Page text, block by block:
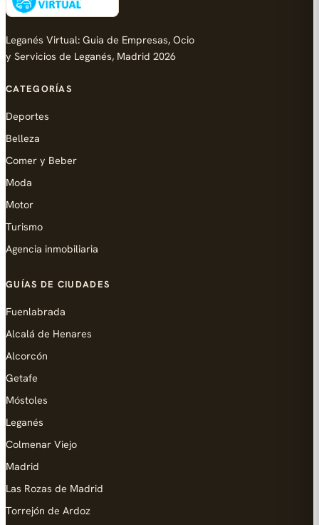
Leganés Virtual: Guia de Empresas, Ocio
y Servicios de Leganés, Madrid 2026
CATEGORÍAS
Deportes
Belleza
Comer y Beber
Moda
Motor
Turismo
Agencia inmobiliaria
GUÍAS DE CIUDADES
Fuenlabrada
Alcalá de Henares
Alcorcón
Getafe
Móstoles
Leganés
Colmenar Viejo
Madrid
Las Rozas de Madrid
Torrejón de Ardoz